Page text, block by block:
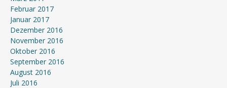
Februar 2017
Januar 2017
Dezember 2016
November 2016
Oktober 2016
September 2016
August 2016
Juli 2016